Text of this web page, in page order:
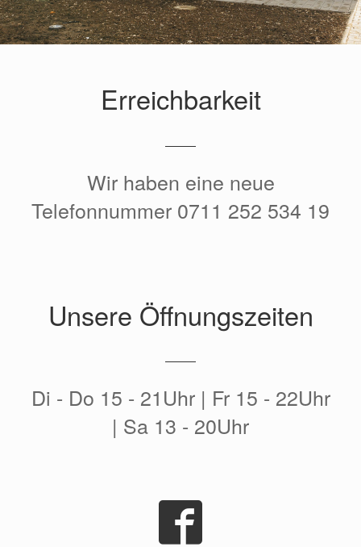
Erreichbarkeit
Wir haben eine neue
Telefonnummer 0711 252 534 19
Unsere Öffnungszeiten
Di - Do 15 - 21Uhr | Fr 15 - 22Uhr
| Sa 13 - 20Uhr